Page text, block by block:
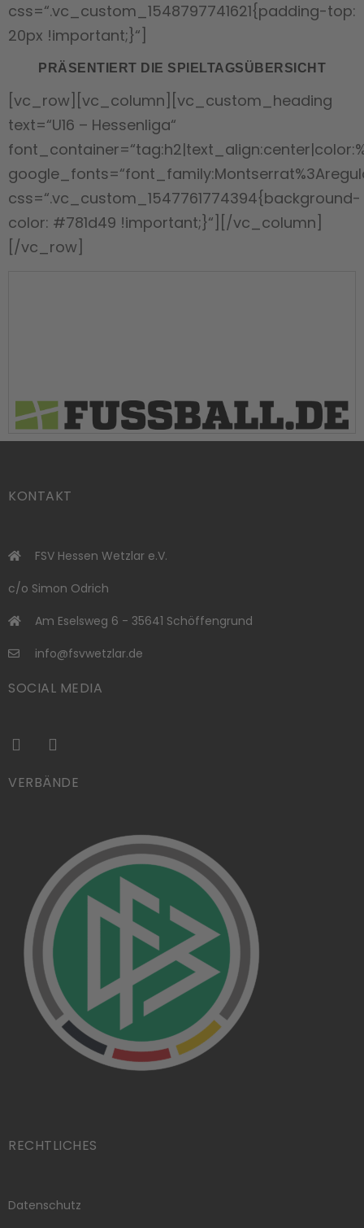
css=“.vc_custom_1548797741621{padding-top:
20px !important;}“]
PRÄSENTIERT DIE SPIELTAGSÜBERSICHT
[vc_row][vc_column][vc_custom_heading
text=“U16 – Hessenliga“
css=“.vc_custom_1547761774394{background-
color: #781d49 !important;}“][/vc_column]
[/vc_row]
KONTAKT
FSV Hessen Wetzlar e.V.
c/o Simon Odrich
Am Eselsweg 6 - 35641 Schöffengrund
info@fsvwetzlar.de
SOCIAL MEDIA
VERBÄNDE
RECHTLICHES
Datenschutz